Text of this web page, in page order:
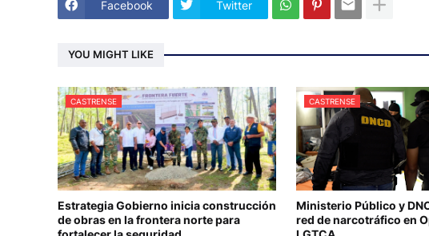
Facebook Twitter
YOU MIGHT LIKE
CASTRENSE
Estrategia Gobierno inicia construcción
de obras en la frontera norte para
CASTRENSE
Ministerio Público y
red de narcotráfico en